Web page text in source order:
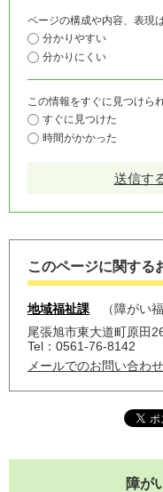
ページの構成や内容、表現
分かりやすい
分かりにくい
この情報をすぐに見つけら
すぐに見つけた
時間がかかった
このページに関する
地域福祉課
障がい
尾張旭市東大道町原田
Tel：0561-76-8142
メールでのお問い合わ
障が